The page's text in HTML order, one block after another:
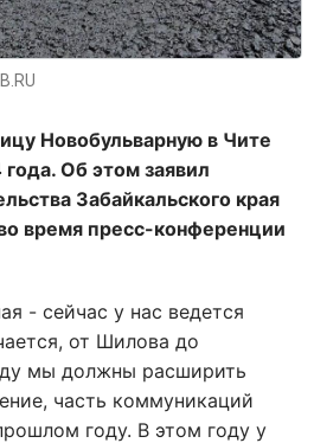
Новобульварную в Чите
Об этом заявил
Забайкальского края
время пресс-конференции
- сейчас у нас ведется
от Шилова до
мы должны расширить
часть коммуникаций
году. В этом году у